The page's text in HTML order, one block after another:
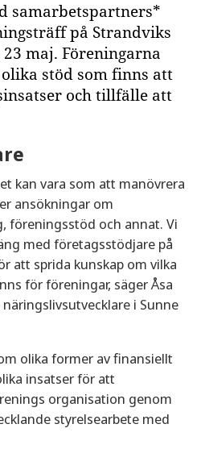
samarbetspartners*
på Strandviks
maj. Föreningarna
stöd som finns att
och tillfälle att
kan vara som att manövrera
ansökningar om
föreningsstöd och annat. Vi
med företagsstödjare på
att sprida kunskap om vilka
för föreningar, säger Åsa
i Sunne
olika former av finansiellt
insatser för att
organisation genom
styrelsearbete med